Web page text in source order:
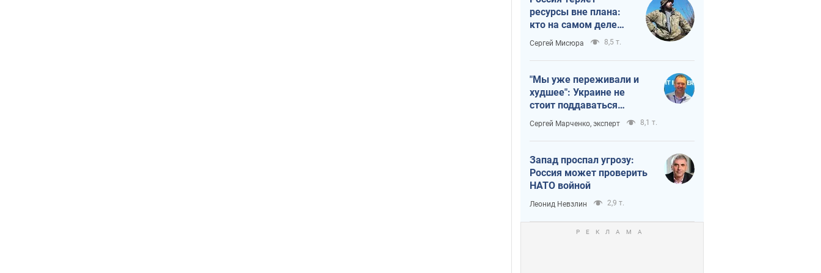
ресурсы вне плана:
кто на самом деле
диктует темп войны
Сергей Мисюра 8,5 т.
"Мы уже переживали и
худшее": Украине не
стоит поддаваться
отчаянию из-за
ракетного террора
Сергей Марченко, эксперт 8,1 т.
Запад проспал угрозу:
Россия может проверить
НАТО войной
Леонид Невзлин 2,9 т.